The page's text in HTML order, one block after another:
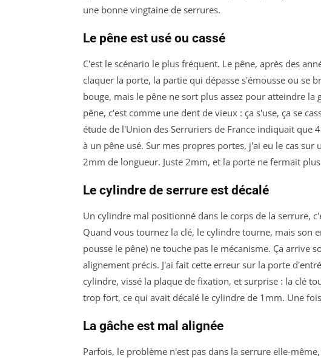
une bonne vingtaine de serrures.
Le pêne est usé ou cassé
C'est le scénario le plus fréquent. Le pêne, après des
claquer la porte, la partie qui dépasse s'émousse ou se
bouge, mais le pêne ne sort plus assez pour atteindre
pêne, c'est comme une dent de vieux : ça s'use, ça se
étude de l'Union des Serruriers de France indiquait que
à un pêne usé. Sur mes propres portes, j'ai eu le cas
2mm de longueur. Juste 2mm, et la porte ne fermait
Le cylindre de serrure est décalé
Un cylindre mal positionné dans le corps de la serrure,
Quand vous tournez la clé, le cylindre tourne, mais son
pousse le pêne) ne touche pas le mécanisme. Ça arrive
alignement précis. J'ai fait cette erreur sur la porte
cylindre, vissé la plaque de fixation, et surprise : la clé
trop fort, ce qui avait décalé le cylindre de 1mm. Une
La gâche est mal alignée
Parfois, le problème n'est pas dans la serrure elle-